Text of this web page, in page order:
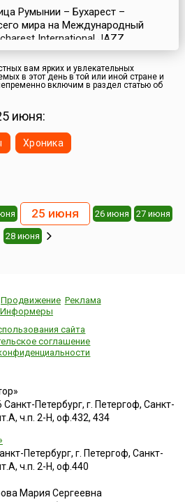
Румынии – Бухарест –
мира на Международный
International JAZZ
в течение недели, в
фестиваля EUROPAfest,
визитной карточкой
что делает его
вам ярких и увлекательных
в этот день в той или иной стране и
включим в раздел статью об
июня:
Хроника
25 июня 26 июня 27 июня
28 июня
Продвижение Реклама
Информеры
сайта
соглашение
Петербург, г. Петергоф, Санкт-
ч.п. 2-Н, оф.432, 434
Петербург, г. Петергоф, Санкт-
ч.п. 2-Н, оф.440
Мария Сергеевна